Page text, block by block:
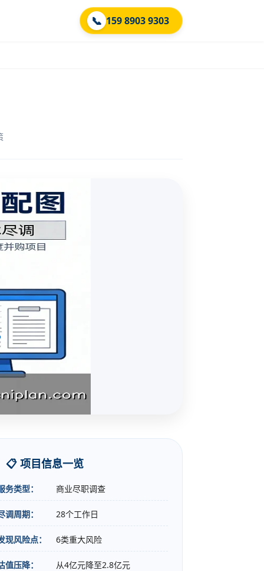
📞 159 8903 9303
📋 项目信息一览
务类型： 商业尽职调查
调周期： 28个工作日
现风险点： 6类重大风险
值压降： 从4亿元降至2.8亿元